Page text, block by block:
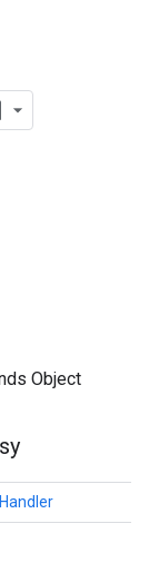
Object